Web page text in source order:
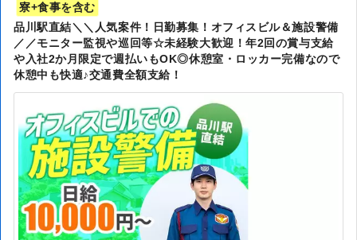
寮+食事を含む
品川駅直結＼＼人気案件！日勤募集！オフィスビル＆施設警備
／／モニター監視や巡回等☆未経験大歓迎！年2回の賞与支給
や入社2か月限定で週払いもOK◎休憩室・ロッカー完備なので
休憩中も快適♪交通費全額支給！